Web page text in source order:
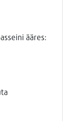
ääres: